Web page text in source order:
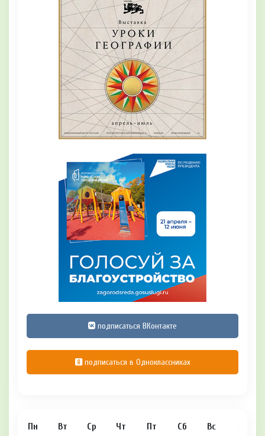
подписаться ВКонтакте
подписаться в Одноклассниках
Пн Вт Ср Чт Пт Сб Вс